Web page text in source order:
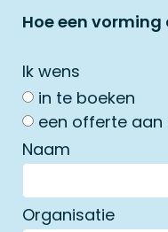
Hoe een
Ik wens
in te boeken
een offerte aan
Naam
Organisatie